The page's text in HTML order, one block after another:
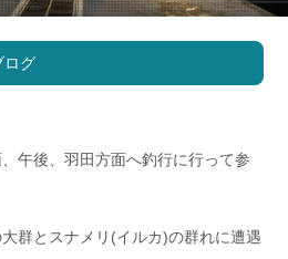
ボート販売
会社概要
ログ
午後、羽田方面へ釣行に行って参
群とスナメリ(イルカ)の群れに遭遇